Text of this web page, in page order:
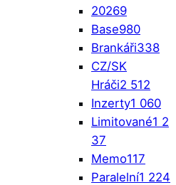
20269
Base980
Brankáři338
CZ/SK
Hráči2 512
Inzerty1 060
Limitované1 2
37
Memo117
Paralelní1 224